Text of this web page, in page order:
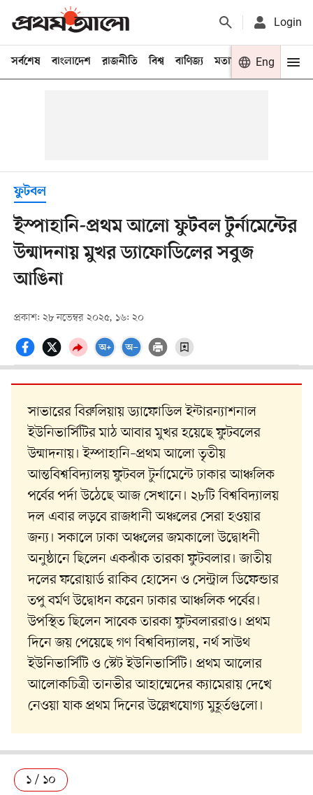
Login
সর্বশেষ বাংলাদেশ রাজনীতি বিশ্ব বাণিজ্য মতামত খেলা
Eng
ফুটবল
ইস্পাহানি-প্রথম আলো ফুটবল টুর্নামেন্টের
উন্মাদনায় মুখর ড্যাফোডিলের সবুজ
আঙিনা
প্রকাশ: ২৮ নভেম্বর ২০২৫, ১৬: ২০
সাভারের বিরুলিয়ায় ড্যাফোডিল ইন্টারন্যাশনাল
ইউনিভার্সিটির মাঠ আবার মুখর হয়েছে ফুটবলের
উন্মাদনায়। ইস্পাহানি–প্রথম আলো তৃতীয়
আন্তবিশ্ববিদ্যালয় ফুটবল টুর্নামেন্টে ঢাকার আঞ্চলিক
পর্বের পর্দা উঠেছে আজ সেখানে। ২৮টি বিশ্ববিদ্যালয়
দল এবার লড়বে রাজধানী অঞ্চলের সেরা হওয়ার
জন্য। সকালে ঢাকা অঞ্চলের জমকালো উদ্বোধনী
অনুষ্ঠানে ছিলেন একঝাঁক তারকা ফুটবলার। জাতীয়
দলের ফরোয়ার্ড রাকিব হোসেন ও সেন্ট্রাল ডিফেন্ডার
তপু বর্মণ উদ্বোধন করেন ঢাকার আঞ্চলিক পর্বের।
উপস্থিত ছিলেন সাবেক তারকা ফুটবলাররাও। প্রথম
দিনে জয় পেয়েছে গণ বিশ্ববিদ্যালয়, নর্থ সাউথ
ইউনিভার্সিটি ও স্টেট ইউনিভার্সিটি। প্রথম আলোর
আলোকচিত্রী তানভীর আহাম্মেদের ক্যামেরায় দেখে
নেওয়া যাক প্রথম দিনের উল্লেখযোগ্য মুহূর্তগুলো।
১ / ১০